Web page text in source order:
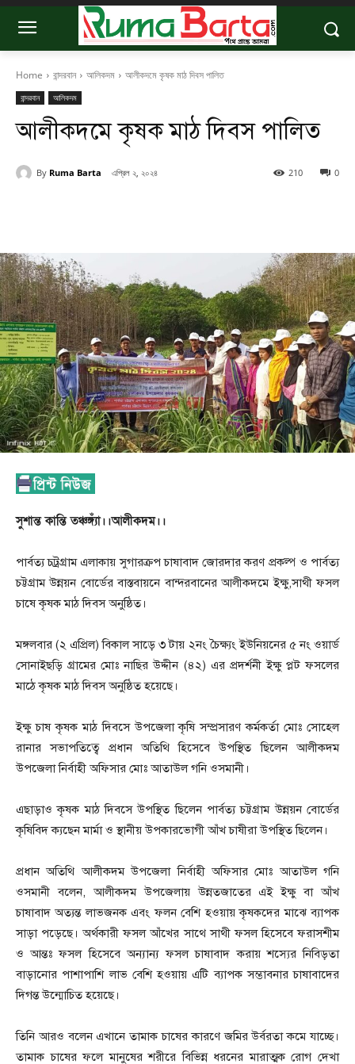
Home বান্দরবান আলিকদম আলীকদমে কৃষক মাঠ দিবস পালিত
বান্দরবান আলিকদম
আলীকদমে কৃষক মাঠ দিবস পালিত
By Ruma Barta এপ্রিল ২, ২০২৪ 0
210
সুশান্ত কান্তি তঞ্চঙ্গ্যাঁ।।আলীকদম।।
পার্বত্য চট্রগ্রাম এলাকায় সুগারক্রপ চাষাবাদ জোরদার করণ প্রকল্প ও পার্বত্য
চট্টগ্রাম উন্নয়ন বোর্ডের বাস্তবায়নে বান্দরবানের আলীকদমে ইক্ষু,সাথী ফসল
চাষে কৃষক মাঠ দিবস অনুষ্ঠিত।
মঙ্গলবার (২ এপ্রিল) বিকাল সাড়ে ৩ টায় ২নং চৈক্ষ্যং ইউনিয়নের ৫ নং ওয়ার্ড
সোনাইছড়ি গ্রামের মোঃ নাছির উদ্দীন (৪২) এর প্রদর্শনী ইক্ষু প্লট ফসলের
মাঠে কৃষক মাঠ দিবস অনুষ্ঠিত হয়েছে।
ইক্ষু চাষ কৃষক মাঠ দিবসে উপজেলা কৃষি সম্প্রসারণ কর্মকর্তা মোঃ সোহেল
রানার সভাপতিত্বে প্রধান অতিথি হিসেবে উপস্থিত ছিলেন আলীকদম
উপজেলা নির্বাহী অফিসার মোঃ আতাউল গনি ওসমানী।
এছাড়াও কৃষক মাঠ দিবসে উপস্থিত ছিলেন পার্বত্য চট্টগ্রাম উন্নয়ন বোর্ডের
কৃষিবিদ ক্যছেন মার্মা ও স্থানীয় উপকারভোগী আঁখ চাষীরা উপস্থিত ছিলেন।
প্রধান অতিথি আলীকদম উপজেলা নির্বাহী অফিসার মোঃ আতাউল গনি
ওসমানী বলেন, আলীকদম উপজেলায় উন্নতজাতের এই ইক্ষু বা আঁখ
চাষাবাদ অত্যন্ত লাভজনক এবং ফলন বেশি হওয়ায় কৃষকদের মাঝে ব্যাপক
সাড়া পড়েছে। অর্থকারী ফসল আঁখের সাথে সাথী ফসল হিসেবে ফরাসশীম
ও আন্তঃ ফসল হিসেবে অন্যান্য ফসল চাষাবাদ করায় শস্যের নিবিড়তা
বাড়ানোর পাশাপাশি লাভ বেশি হওয়ায় এটি ব্যাপক সম্ভাবনার চাষাবাদের
দিগন্ত উন্মোচিত হয়েছে।
তিনি আরও বলেন এখানে তামাক চাষের কারণে জমির উর্বরতা কমে যাচ্ছে।
তামাক চাষের ফলে মানুষের শরীরে বিভিন্ন ধরনের মারাত্মক রোগ দেখা